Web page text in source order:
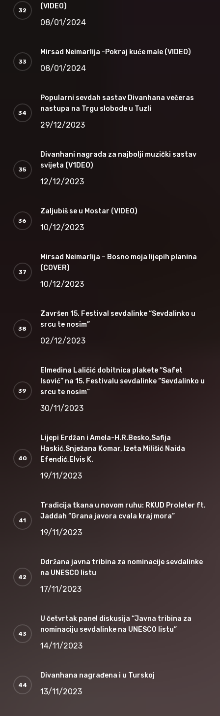
(VIDEO)
08/01/2024
Mirsad Neimarlija -Pokraj kuće male (VIDEO)
08/01/2024
Popularni sevdah sastav Divanhana večeras
nastupa na Trgu slobode u Tuzli
29/12/2023
Divanhani nagrada za najbolji muzički sastav
svijeta (V1DEO)
12/12/2023
Zaljubiš se u Mostar (VIDEO)
10/12/2023
Mirsad Neimarlija – Bosno moja lijepih planina
(COVER)
10/12/2023
Završen 15. Festival sevdalinke “Sevdalinko u
srcu te nosim”
02/12/2023
Elmedina Laličić dobitnica plakete “Safet
Isović” na 15. Festivalu sevdalinke “Sevdalinko u
srcu te nosim”
30/11/2023
Lijepi Erdžan i Amela-H.R.Besko,Safija
Haskić,Snježana Komar, Izeta Milišić Naida
Efendić,Elvis K.
19/11/2023
Tradicija tkana u novom ruhu: RKUD Proleter ft.
Jaddah “Grana javora cvala kraj mora”
19/11/2023
Održana javna tribina za nominacije sevdalinke
na UNESCO listu
17/11/2023
U četvrtak panel diskusija “Javna tribina za
nominaciju sevdalinke na UNESCO listu”
14/11/2023
Divanhana nagrađena i u Turskoj
13/11/2023